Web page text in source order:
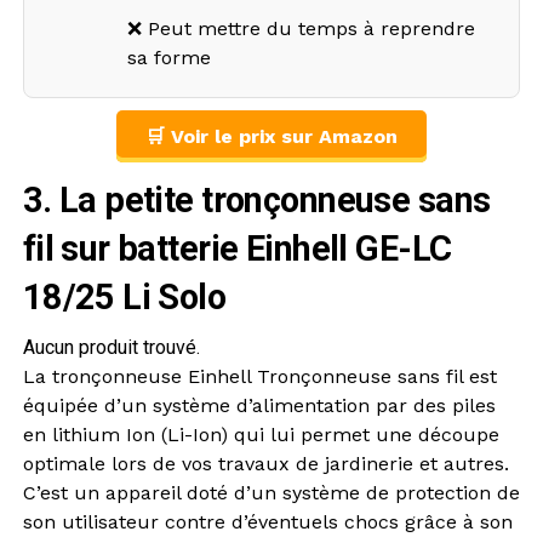
❌ Peut mettre du temps à reprendre
sa forme
🛒 Voir le prix sur Amazon
3. La petite tronçonneuse sans
fil sur batterie Einhell GE-LC
18/25 Li Solo
Aucun produit trouvé.
La tronçonneuse Einhell Tronçonneuse sans fil est
équipée d’un système d’alimentation par des piles
en lithium Ion (Li-Ion) qui lui permet une découpe
optimale lors de vos travaux de jardinerie et autres.
C’est un appareil doté d’un système de protection de
son utilisateur contre d’éventuels chocs grâce à son